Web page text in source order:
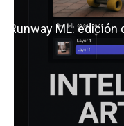
Runway ML: